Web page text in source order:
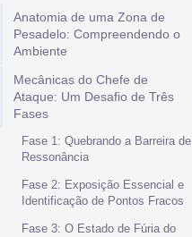
Anatomia de uma Zona de
Pesadelo: Compreendendo o
Ambiente
Mecânicas do Chefe de
Ataque: Um Desafio de Três
Fases
Fase 1: Quebrando a Barreira de
Ressonância
Fase 2: Exposição Essencial e
Identificação de Pontos Fracos
Fase 3: O Estado de Fúria do